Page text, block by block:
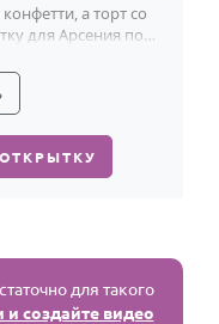
а торт со
для Арсения по-
для такого
создайте видео